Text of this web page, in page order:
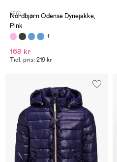
(66)
Nordbjørn Odense Dynejakke,
Pink
169 kr
Tidl. pris: 219 kr